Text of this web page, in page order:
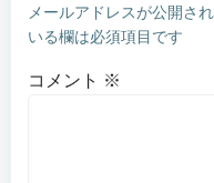
メールアドレスが公開さ
いる欄は必須項目です
コメント ※